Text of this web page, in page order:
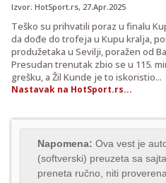
Izvor: HotSport.rs, 27.Apr.2025
Teško su prihvatili poraz u finalu
da dođe do trofeja u Kupu kralja,
produžetaka u Sevilji, poražen od
Presudan trenutak zbio se u 115.
grešku, a Žil Kunde je to iskoristio...
Nastavak na HotSport.rs...
Napomena: Ova vest je
(softverski) preuzeta sa sajta
preneta ručno, niti